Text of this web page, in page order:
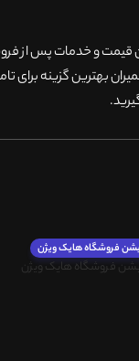
بهترین قیمت و خدمات پس
بهترین گزینه برای
.
فروشگاه هایک ویژن